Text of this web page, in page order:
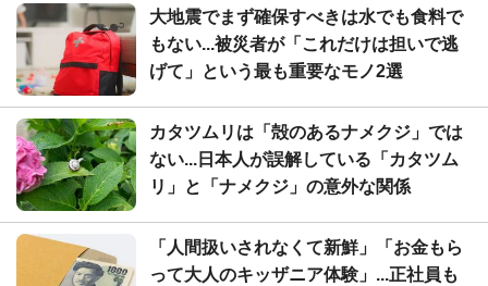
大地震でまず確保すべきは水でも食料で
もない...被災者が「これだけは担いで逃
げて」という最も重要なモノ2選
カタツムリは「殻のあるナメクジ」では
ない...日本人が誤解している「カタツム
リ」と「ナメクジ」の意外な関係
「人間扱いされなくて新鮮」「お金もら
って大人のキッザニア体験」...正社員も